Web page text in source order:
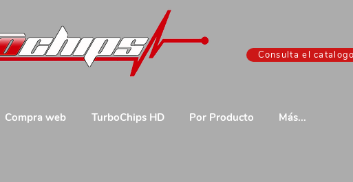
Consulta el
Compra web TurboChips HD Por Producto Más...